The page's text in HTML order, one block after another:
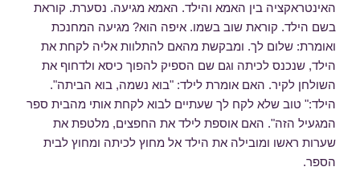
האינטראקציה בין האמא והילד. האמא מגיעה. נסערת. קוראת
בשם הילד. קוראת שוב בשמו. איפה הוא? מגיעה המחנכת
ואומרת: שלום לך. ומבקשת מהאם להתלוות אליה לקחת את
הילד, שנכנס לכיתה וגם שם הספיק להפוך כיסא ולדחוף את
השולחן לקיר. האם אומרת לילד: "בוא נשמה, בוא הביתה".
הילד:" טוב שלא לקח לך שעתיים לבוא לקחת אותי מהבית ספר
המגעיל הזה". האם אוספת לילד את החפצים, מלטפת את
שערות ראשו ומובילה את הילד אל מחוץ לכיתה ומחוץ לבית
הספר.